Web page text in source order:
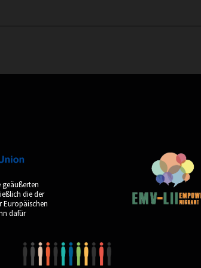
die der
Europäischen
dafür